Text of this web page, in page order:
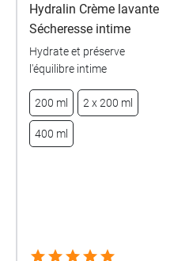
Hydralin Crème lavante
Sécheresse intime
Hydrate et préserve
l'équilibre intime
200 ml 2 x 200 ml
400 ml